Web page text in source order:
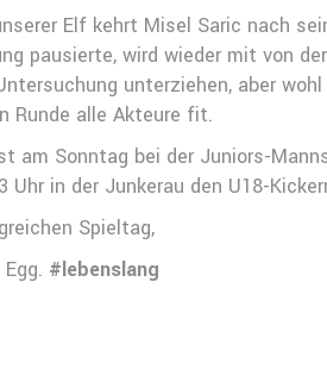
Elf kehrt Misel Saric nach
pausierte, wird wieder mit von
unterziehen, aber
Runde alle Akteure fit.
am Sonntag bei der Juniors-
Uhr in der Junkerau den U18-
Spieltag,
#lebenslang